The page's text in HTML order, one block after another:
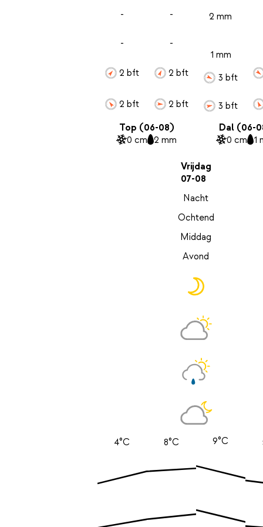
-
-
2 bft
2 bft
-
-
2 bft
2 bft
2 mm
1 mm
3 bft
3 bft
Top (06-08)
0 cm 2 mm
Dal (06-
0 cm 1
Vrijdag
07-08
Nacht
Ochtend
Middag
Avond
4°C 8°C 9°C